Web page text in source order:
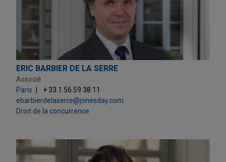
ERIC BARBIER DE LA SERRE
Associé
Paris
+ 33.1.56.59.38.11
ebarbierdelaserre@jonesday.com
Droit de la concurrence